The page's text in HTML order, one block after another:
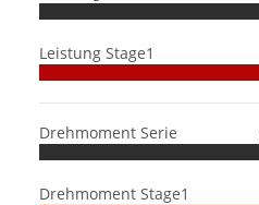
Leistung Stage1
Drehmoment Serie
Drehmoment Stage1